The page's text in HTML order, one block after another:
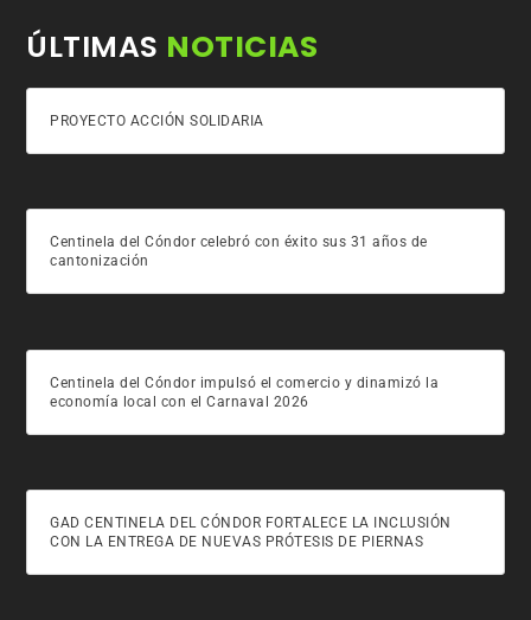
ÚLTIMAS NOTICIAS
PROYECTO ACCIÓN SOLIDARIA
Centinela del Cóndor celebró con éxito sus 31 años de
cantonización
Centinela del Cóndor impulsó el comercio y dinamizó la
economía local con el Carnaval 2026
GAD CENTINELA DEL CÓNDOR FORTALECE LA INCLUSIÓN
CON LA ENTREGA DE NUEVAS PRÓTESIS DE PIERNAS